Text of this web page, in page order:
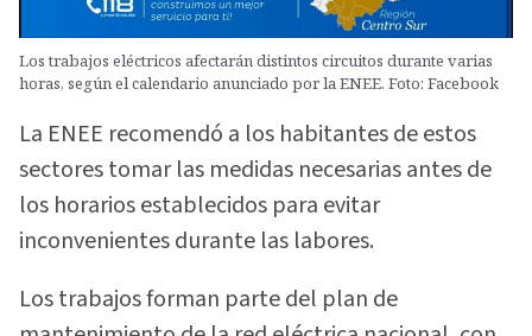
Los trabajos eléctricos afectarán distintos circuitos durante varias
horas, según el calendario anunciado por la ENEE. Foto: Facebook
La ENEE recomendó a los habitantes de estos
sectores tomar las medidas necesarias antes de
los horarios establecidos para evitar
inconvenientes durante las labores.
Los trabajos forman parte del plan de